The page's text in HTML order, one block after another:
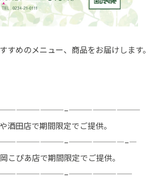
めのメニュー、商品をお届けします。
田店で期間限定でご提供。
こぴあ店で期間限定でご提供。